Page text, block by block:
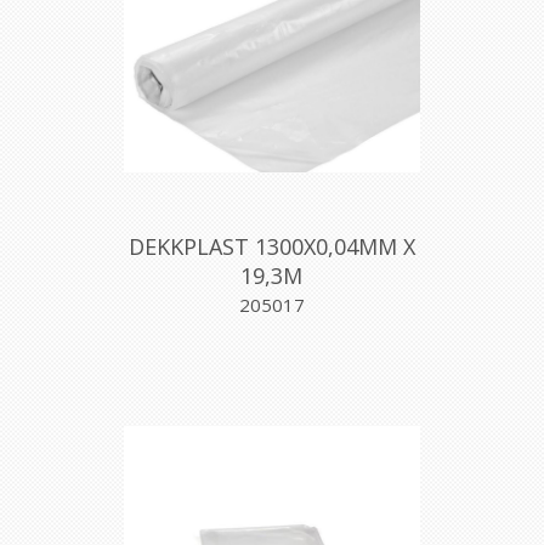
DEKKPLAST 1300X0,04MM X
19,3M
205017